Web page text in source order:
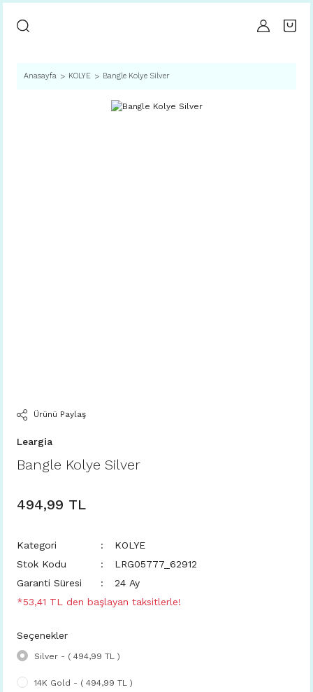
Anasayfa KOLYE Bangle Kolye Silver
Ürünü Paylaş
Leargia
Bangle Kolye Silver
494,99 TL
Kategori
KOLYE
Stok Kodu
LRG05777_62912
Garanti Süresi
24 Ay
*53,41 TL den başlayan taksitlerle!
Seçenekler
Silver - ( 494,99 TL )
14K Gold - ( 494,99 TL )